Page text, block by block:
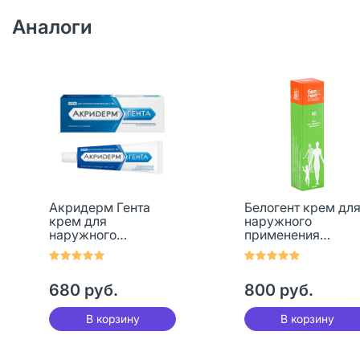
Аналоги
Акридерм Гента
крем для
наружного
применения
0,05%+0,1% 30 г 1
680 руб.
В корзину
Белогент крем для
наружного
применения
0,05%+0,1% 40 г 1
шт
800 руб.
В корзину